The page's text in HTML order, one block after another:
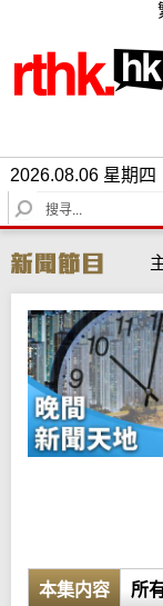
2026.08.06 星期四
S
e
r
c
h
本集内容 所